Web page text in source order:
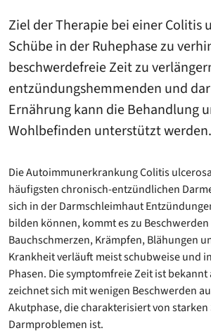
Ziel der Therapie bei einer Colitis
Schübe in der Ruhephase zu
beschwerdefreie Zeit zu
entzündungshemmenden und
Ernährung kann die Behandlung
Wohlbefinden unterstützt werden.
Die Autoimmunerkrankung Colitis
häufigsten chronisch-entzündlichen
sich in der Darmschleimhaut
bilden können, kommt es zu
Bauchschmerzen, Krämpfen, Blähungen
Krankheit verläuft meist schubweise und
Phasen. Die symptomfreie Zeit ist bekannt
zeichnet sich mit wenigen Beschwerden
Akutphase, die charakterisiert von
Darmproblemen ist.